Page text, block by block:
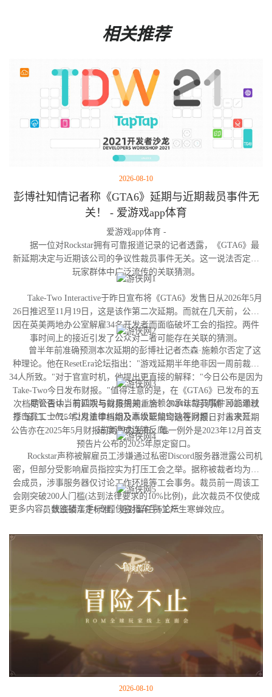
相关推荐
2026-08-10
彭博社知情记者称《GTA6》延期与近期裁员事件无
关！ - 爱游戏app体育
爱游戏app体育 -
据一位对Rockstar拥有可靠报道记录的记者透露，《GTA6》最
新延期决定与近期该公司的争议性裁员事件无关。这一说法否定了
玩家群体中广泛流传的关联猜测。
Take-Two Interactive于昨日宣布将《GTA6》发售日从2026年5月
26日推迟至11月19日，这是该作第二次延期。而就在几天前，公司
因在英美两地办公室解雇34名开发者而面临破坏工会的指控。两件
事时间上的接近引发了公众对二者可能存在关联的猜测。
曾半年前准确预测本次延期的彭博社记者杰森·施赖尔否定了这
种理论。他在ResetEra论坛指出："游戏延期半年绝非因一周前裁撤
34人所致。"对于官宣时机，他提出更直接的解释："今日公布是因为
Take-Two今日发布财报。"值得注意的是，在《GTA6》已发布的五
次档期公告中，有四次与财报周期重合：2024年5月明确"2025年秋
季"窗口、2025年2月重申档期及本次延期均选在财报日；首次延期
公告亦在2025年5月财报前两周内发布。唯一例外是2023年12月首支
预告片公布的2025年原定窗口。
尽管否认当前延期与裁员相关，施赖尔承认裁员事件可能通过
打击员工士气、引发法律纠纷及高级职位空缺等问题，对未来开发
进度造成连锁反应。
Rockstar声称被解雇员工涉嫌通过私密Discord服务器泄露公司机
密，但部分受影响雇员指控实为打压工会之举。据称被裁者均为工
会成员，涉事服务器仅讨论工作环境等工会事务。裁员前一周该工
会刚突破200人门槛(达到法律要求的10%比例)，此次裁员不仅使成
员数跌破法定标准，更对留任员工产生寒蝉效应。
更多内容：侠盗猎车手6专题侠盗猎车手6论坛
2026-08-10